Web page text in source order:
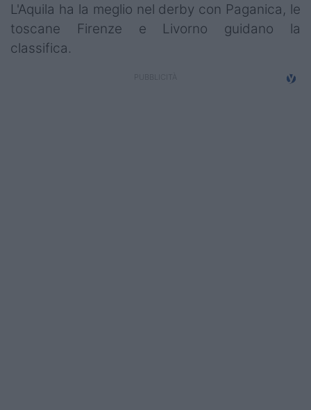
Serie B
Serie C
L'Aquila ha la meglio nel derby con Paganica, le
toscane Firenze e Livorno guidano la
classifica.